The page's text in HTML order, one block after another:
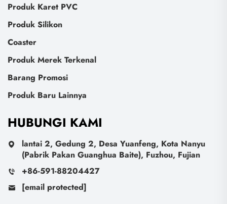
Produk Karet PVC
Produk Silikon
Coaster
Produk Merek Terkenal
Barang Promosi
Produk Baru Lainnya
HUBUNGI KAMI
lantai 2, Gedung 2, Desa Yuanfeng, Kota Nanyu
(Pabrik Pakan Guanghua Baite), Fuzhou, Fujian
+86-591-88204427
[email protected]